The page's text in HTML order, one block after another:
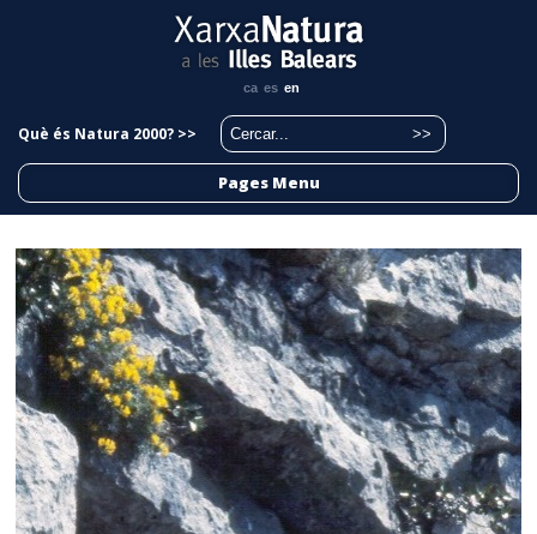
ca es en
Què és Natura 2000? >>
Pages Menu